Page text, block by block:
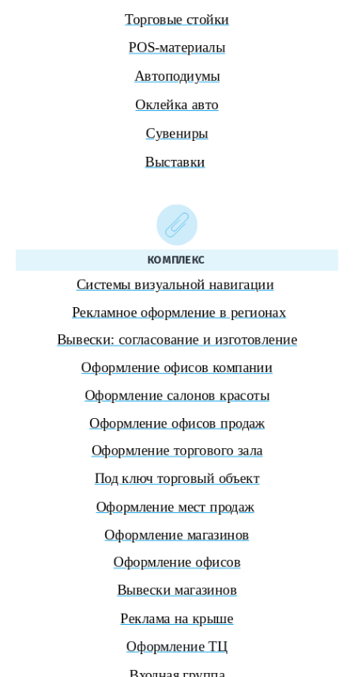
Торговые стойки
POS-материалы
Автоподиумы
Оклейка авто
Сувениры
Выставки
КОМПЛЕКС
Системы визуальной навигации
Рекламное оформление в регионах
Вывески: согласование и изготовление
Оформление офисов компании
Оформление салонов красоты
Оформление офисов продаж
Оформление торгового зала
Под ключ торговый объект
Оформление мест продаж
Оформление магазинов
Оформление офисов
Вывески магазинов
Реклама на крыше
Оформление ТЦ